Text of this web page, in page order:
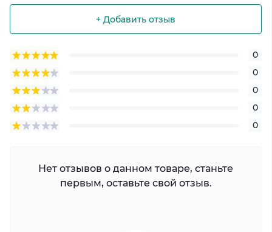
+ Добавить отзыв
0
0
0
0
0
Нет отзывов о данном товаре, станьте
первым, оставьте свой отзыв.